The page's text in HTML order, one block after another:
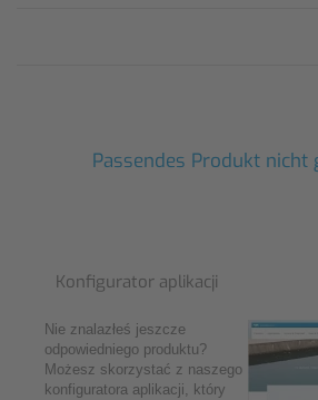
Passendes Produkt nicht
Konfigurator aplikacji
Nie znalazłeś jeszcze
odpowiedniego produktu?
Możesz skorzystać z naszego
konfiguratora aplikacji, który